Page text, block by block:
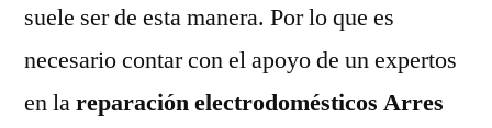
suele ser de esta manera. Por lo que es
necesario contar con el apoyo de un expertos
en lareparación electrodomésticos Arres